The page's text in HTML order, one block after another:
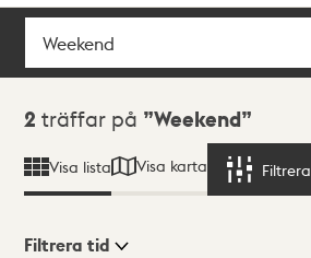
Sök
Sökresultat
2 träffar på Weekend
Visa lista Visa karta Filtrera
Filtrera tid